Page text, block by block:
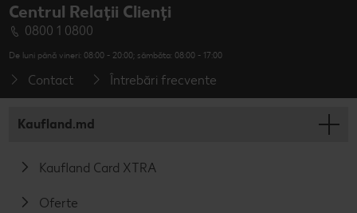
Centrul Relații Clienți
0800 1 0800
De luni până vineri: 08:00 - 20:00; sâmbăta: 08:00 - 17:00
Contact Întrebări frecvente
Kaufland.md
Kaufland Card XTRA
Oferte